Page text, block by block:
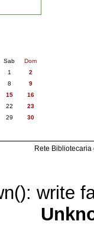
Sab
Dom
1
2
8
9
15
16
22
23
29
30
Rete
write